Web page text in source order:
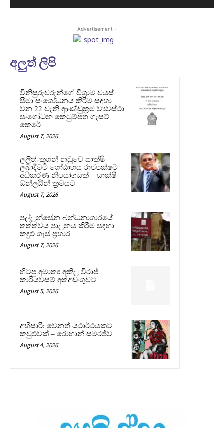
- Advertisement -
අලුත් ලිපි
විනිසුරුවරුන්ගේ විශ්‍රාම වයස්
සීමා සංශෝධනය කිරීම සඳහා
වන 22 වැනි ආණ්ඩුක්‍රම ව්‍යවස්ථා
සංශෝධන කෙටුම්පත ගැසට්
කෙරේ
August 7, 2026
ලලිත්-කූගන් නඩුවේ සාක්ෂි
ලබාදීමට ගෝඨාභය රාජපක්ෂට
අධිකරණ නියෝගයක් – සාක්ෂි
ඔන්ලයින් ක්‍රමයට
August 7, 2026
පල්ලන්සේන බන්ධනාගාරයේ
තත්ත්වය පාලනය කිරීම සඳහා
කඳුළු ගෑස් ප්‍රහාර
August 7, 2026
හිටපු අමාත්‍ය අකිල විරාජ්
කාරියවසම් අත්අඩංගුවට
August 5, 2026
අභිසාරී: වෙනත් යථාර්ථයකට
කවුළුවක් – රොහාන් සමරජීව
August 4, 2026